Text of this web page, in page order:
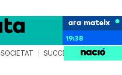
ara mateix
19:38
SOCIETAT SUCCESSOS AGENDA